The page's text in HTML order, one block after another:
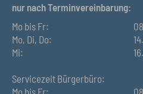
nur nach Terminvereinbarung:
Mo bis Fr:
Mo, Di, Do:
Mi:
Servicezeit Bürgerbüro: